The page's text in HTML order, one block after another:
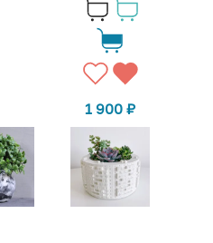
1 900₽